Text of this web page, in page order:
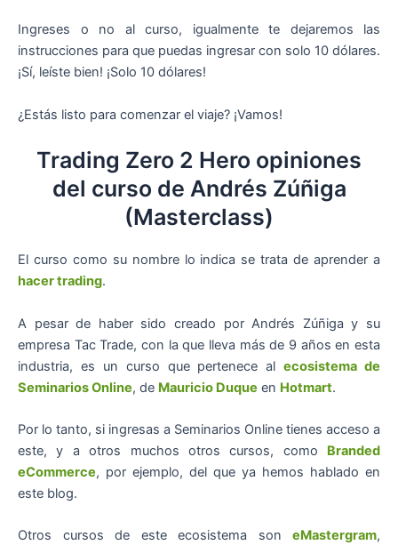
Ingreses o no al curso, igualmente te dejaremos las
instrucciones para que puedas ingresar con solo 10 dólares.
¡Sí, leíste bien! ¡Solo 10 dólares!
¿Estás listo para comenzar el viaje? ¡Vamos!
Trading Zero 2 Hero opiniones
del curso de Andrés Zúñiga
(Masterclass)
El curso como su nombre lo indica se trata de aprender a
hacer trading.
A pesar de haber sido creado por Andrés Zúñiga y su
empresa Tac Trade, con la que lleva más de 9 años en esta
industria, es un curso que pertenece alecosistema de
Seminarios Online, de Mauricio Duque en Hotmart.
Por lo tanto, si ingresas a Seminarios Online tienes acceso a
este, y a otros muchos otros cursos, como Branded
eCommerce, por ejemplo, del que ya hemos hablado en
este blog.
Otros cursos de este ecosistema son eMastergram,